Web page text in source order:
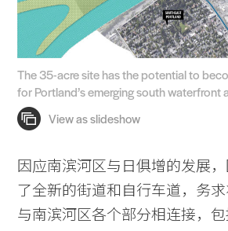
The 35-acre site has the potential to
for Portland’s emerging south waterfront
因应南滨河区与日俱增的发展
了全新的街道和自行车道，务
与南滨河区各个部分相连接，